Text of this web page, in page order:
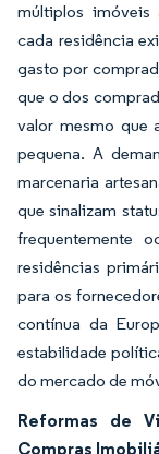
múltiplos
cada residência
gasto por
que o dos
valor mesmo que
pequena. A
marcenaria
que sinalizam
frequentemente
residências
para os
contínua da
estabilidade
do mercado de
Reformas de
Compras